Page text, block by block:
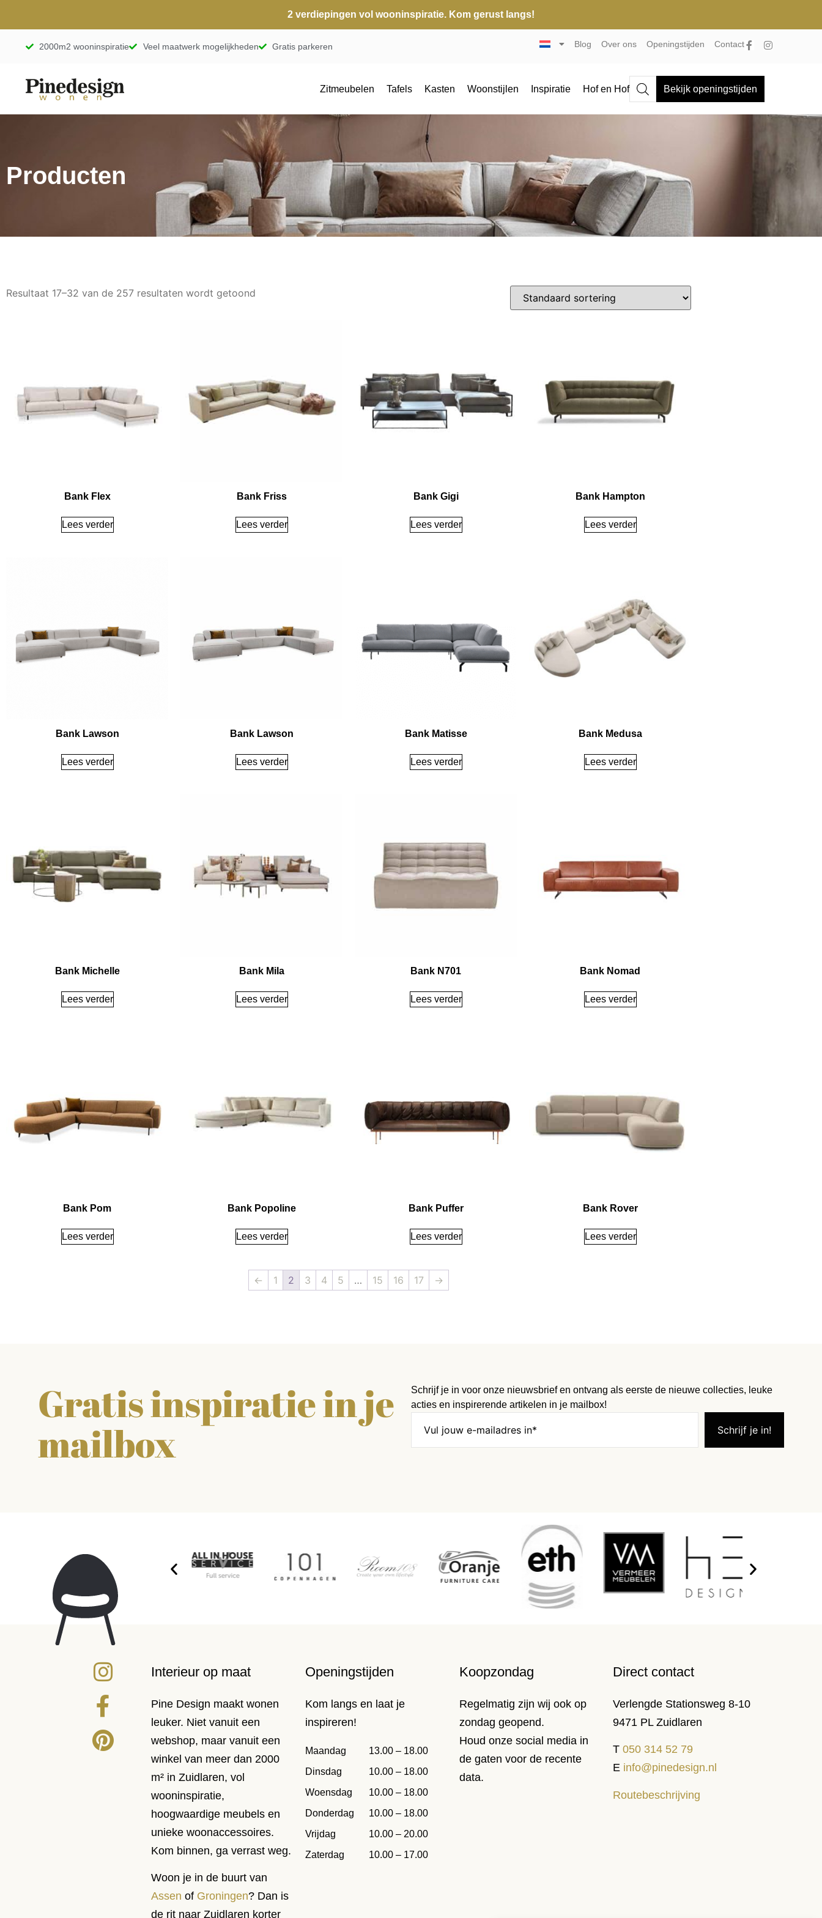
2 verdiepingen vol wooninspiratie. Kom gerust langs!
2000m2 wooninspiratie Veel maatwerk mogelijkheden Gratis parkeren Blog Over ons Openingstijden Contact
Zitmeubelen Tafels Kasten Woonstijlen Inspiratie Hof en Hof Bekijk openingstijden
Producten
Resultaat 17–32 van de 257 resultaten wordt getoond
Bank Flex
Lees verder
Bank Friss
Lees verder
Bank Gigi
Lees verder
Bank Hampton
Lees verder
Bank Lawson
Lees verder
Bank Lawson
Lees verder
Bank Matisse
Lees verder
Bank Medusa
Lees verder
Bank Michelle
Lees verder
Bank Mila
Lees verder
Bank N701
Lees verder
Bank Nomad
Lees verder
Bank Pom
Lees verder
Bank Popoline
Lees verder
Bank Puffer
Lees verder
Bank Rover
Lees verder
← 1 2 3 4 5 … 15 16 17 →
Gratis inspiratie in je
mailbox
Schrijf je in voor onze nieuwsbrief en ontvang als eerste de nieuwe collecties, leuke
acties en inspirerende artikelen in je mailbox!
Interieur op maat
Pine Design maakt wonen
leuker. Niet vanuit een
webshop, maar vanuit een
winkel van meer dan 2000
m² in Zuidlaren, vol
wooninspiratie,
hoogwaardige meubels en
unieke woonaccessoires.
Kom binnen, ga verrast weg.
Woon je in de buurt van
Assen of Groningen? Dan is
de rit naar Zuidlaren korter
Openingstijden
Kom langs en laat je
inspireren!
Maandag
13.00 – 18.00
Dinsdag
10.00 – 18.00
Woensdag
10.00 – 18.00
Donderdag
10.00 – 18.00
Vrijdag
10.00 – 20.00
Zaterdag
10.00 – 17.00
Koopzondag
Regelmatig zijn wij ook op
zondag geopend.
Houd onze social media in
de gaten voor de recente
data.
Direct contact
Verlengde Stationsweg 8-10
9471 PL Zuidlaren
T050 314 52 79
E info@pinedesign.nl
Routebeschrijving